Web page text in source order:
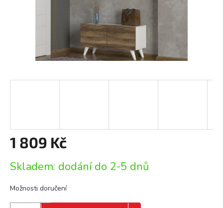
1 809 Kč
cena:
Skladem: dodání do 2-5 dnů
Možnosti doručení